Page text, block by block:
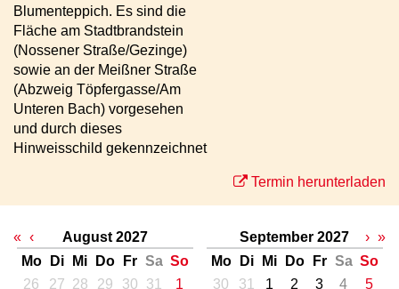
Blumenteppich. Es sind die
Fläche am Stadtbrandstein
(Nossener Straße/Gezinge)
sowie an der Meißner Straße
(Abzweig Töpfergasse/Am
Unteren Bach) vorgesehen
und durch dieses
Hinweisschild gekennzeichnet
Termin herunterladen
« ‹
August 2027
Mo
Di Mi Do Fr Sa So
26
27 28 29 30 31
1
September 2027
Mo
Di Mi Do Fr Sa So
30
31 1 2 3 4
5
› »